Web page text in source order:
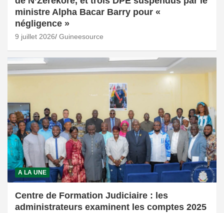
ministre Alpha Bacar Barry pour «
négligence »
9 juillet 2026 Guineesource
A LA UNE
Centre de Formation Judiciaire : les
administrateurs examinent les comptes 2025